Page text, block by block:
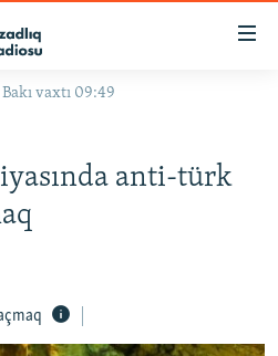
vaxtı 09:49
anti-türk